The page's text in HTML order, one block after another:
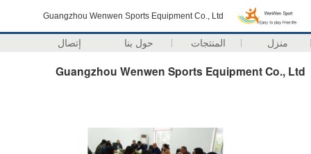
Guangzhou Wenwen Sports Equipment Co., Ltd
منزل المنتجات حول بنا إتصال
Guangzhou Wenwen Sports Equipment Co., Ltd